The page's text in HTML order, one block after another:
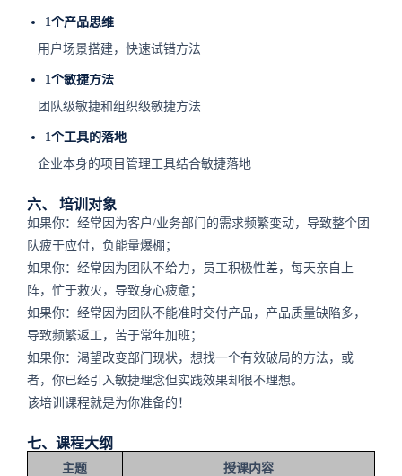
1个产品思维
用户场景搭建，快速试错方法
1个敏捷方法
团队级敏捷和组织级敏捷方法
1个工具的落地
企业本身的项目管理工具结合敏捷落地
六、 培训对象
如果你：经常因为客户/业务部门的需求频繁变动，导致整个团
队疲于应付，负能量爆棚；
如果你：经常因为团队不给力，员工积极性差，每天亲自上
阵，忙于救火，导致身心疲惫；
如果你：经常因为团队不能准时交付产品，产品质量缺陷多，
导致频繁返工，苦于常年加班；
如果你：渴望改变部门现状，想找一个有效破局的方法，或
者，你已经引入敏捷理念但实践效果却很不理想。
该培训课程就是为你准备的！
七、课程大纲
主题 授课内容